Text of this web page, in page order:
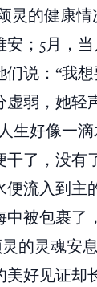
灵的健康情
；5月，
说：“我
虚弱，她轻
生好像一
干了，没有
便流入到主
中被包裹了
的灵魂安
好见证却